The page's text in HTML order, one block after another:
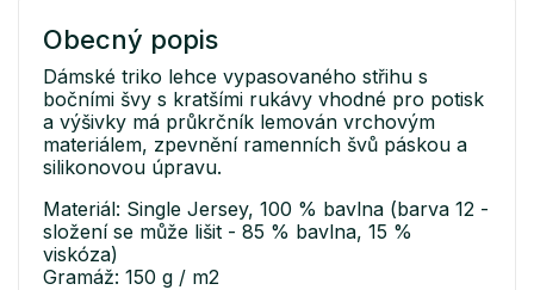
Obecný popis
Dámské triko lehce vypasovaného střihu s
bočními švy s kratšími rukávy vhodné pro potisk
a výšivky má průkrčník lemován vrchovým
materiálem, zpevnění ramenních švů páskou a
silikonovou úpravu.
Materiál: Single Jersey, 100 % bavlna (barva 12 -
složení se může lišit - 85 % bavlna, 15 %
viskóza)
Gramáž: 150 g / m2